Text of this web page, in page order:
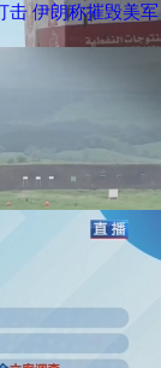
击 伊朗称摧毁美军